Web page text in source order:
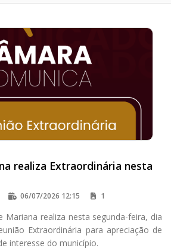
realiza Extraordinária nesta
06/07/2026 12:15 1
Mariana realiza nesta segunda-feira, dia
Extraordinária para apreciação de
interesse do município.